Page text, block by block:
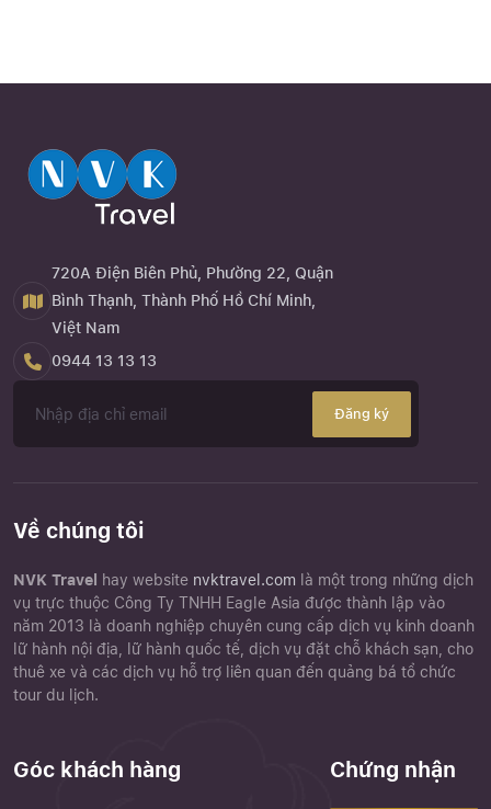
720A Điện Biên Phủ, Phường 22, Quận
Bình Thạnh, Thành Phố Hồ Chí Minh,
Việt Nam
0944 13 13 13
Đăng ký
Về chúng tôi
NVK Travel hay website nvktravel.com là một trong những dịch
vụ trực thuộc Công Ty TNHH Eagle Asia được thành lập vào
năm 2013 là doanh nghiệp chuyên cung cấp dịch vụ kinh doanh
lữ hành nội địa, lữ hành quốc tế, dịch vụ đặt chỗ khách sạn, cho
thuê xe và các dịch vụ hỗ trợ liên quan đến quảng bá tổ chức
tour du lịch.
Góc khách hàng Chứng nhận